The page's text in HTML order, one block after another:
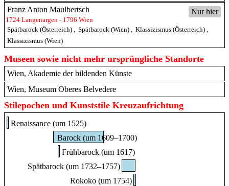
Nur hier
Franz Anton Maulbertsch
1724 Langenargen - 1796 Wien
Spätbarock (Österreich) , Spätbarock (Wien) , Klassizismus (Österreich) ,
Klassizismus (Wien)
Museen sowie nicht mehr ursprüngliche Standorte
Wien, Akademie der bildenden Künste
Wien, Museum Oberes Belvedere
Stilepochen und Kunststile Kreuzaufrichtung
Renaissance (um 1525)
Barock (um 1609–1700)
Frühbarock (um 1617)
Spätbarock (um 1732–1757)
Rokoko (um 1754)